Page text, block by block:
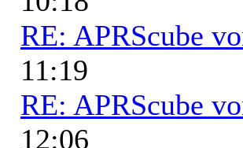
RE: APRScube
11:19
RE: APRScube
12:06